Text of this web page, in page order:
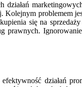
problemem
się na
prawnych.
działań